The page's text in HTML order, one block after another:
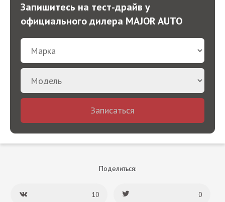
Запишитесь на тест-драйв у
официального дилера MAJOR AUTO
Записаться
Поделиться:
10 0